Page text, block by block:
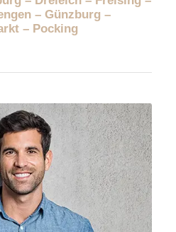
– Günzburg –
– Pocking